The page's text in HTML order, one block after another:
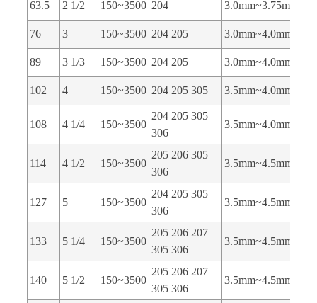
63.5 2 1/2 150~3500 204 3.0mm~3.75mm
76 3 150~3500 204 205 3.0mm~4.0mm
89 3 1/3 150~3500 204 205 3.0mm~4.0mm
102 4 150~3500 204 205 305 3.5mm~4.0mm
108 4 1/4 150~3500
204 205 305
306
3.5mm~4.0mm
114 4 1/2 150~3500
205 206 305
306
3.5mm~4.5mm
127 5 150~3500
204 205 305
306
3.5mm~4.5mm
133 5 1/4 150~3500
205 206 207
305 306
3.5mm~4.5mm
140 5 1/2 150~3500
205 206 207
305 306
3.5mm~4.5mm